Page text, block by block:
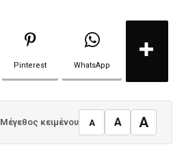
Pinterest WhatsApp
Μέγεθος κειμένου A A A